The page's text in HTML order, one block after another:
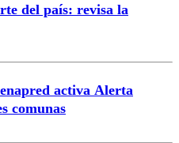
del país: revisa la
activa Alerta
comunas